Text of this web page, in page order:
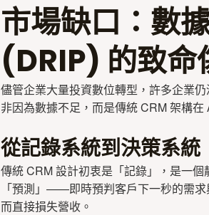
市場缺口：數
(DRIP) 的致命
儘管企業大量投資數位轉型，許多企業
非因為數據不足，而是傳統 CRM 架構在
從記錄系統到決策系統
傳統 CRM 設計初衷是「記錄」，是一
「預測」——即時預判客戶下一秒的需
而直接損失營收。